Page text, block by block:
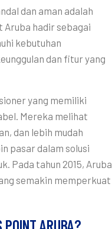
dan aman adalah
Aruba hadir sebagai
kebutuhan
dan fitur yang
yang memiliki
Mereka melihat
dan lebih mudah
pasar dalam solusi
Pada tahun 2015, Aruba
semakin memperkuat
POINT ARUBA?